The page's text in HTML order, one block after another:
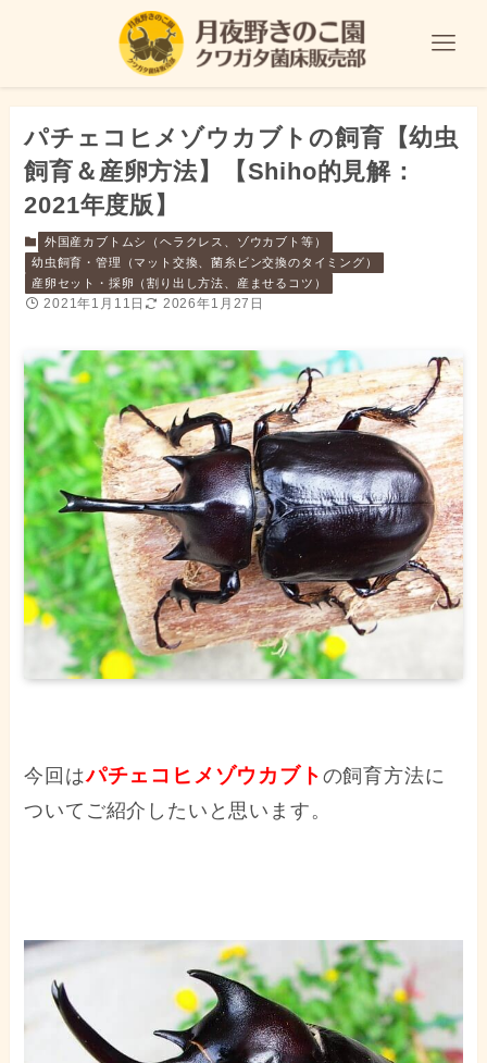
パチェコヒメゾウカブトの飼育【幼虫
飼育＆産卵方法】【Shiho的見解：
2021年度版】
外国産カブトムシ（ヘラクレス、ゾウカブト等）
幼虫飼育・管理（マット交換、菌糸ビン交換のタイミング）
産卵セット・採卵（割り出し方法、産ませるコツ）
2021年1月11日 2026年1月27日
今回はパチェコヒメゾウカブト の飼育方法に
ついてご紹介したいと思います。